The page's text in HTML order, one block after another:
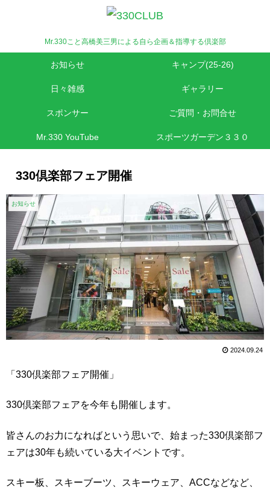
Mr.330こと高橋美三男による自ら企画＆指導する倶楽部
お知らせ キャンプ(25-26)
日々雑感 ギャラリー
スポンサー ご質問・お問合せ
Mr.330 YouTube スポーツガーデン３３０
330倶楽部フェア開催
お知らせ
2024.09.24
「330倶楽部フェア開催」
330倶楽部フェアを今年も開催します。
皆さんのお力になればという思いで、始まった330倶楽部フ
ェアは30年も続いている大イベントです。
スキー板、スキーブーツ、スキーウェア、ACCなどなど、